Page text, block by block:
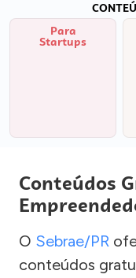
Para
Startups
Conteúdos
O Sebrae/PR
conteúdos